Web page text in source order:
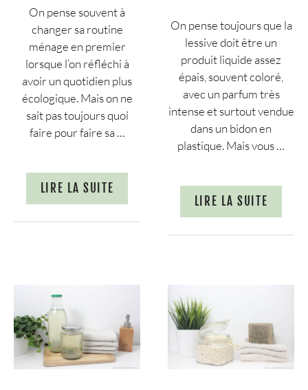
On pense souvent à
changer sa routine
ménage en premier
lorsque l’on réfléchi à
avoir un quotidien plus
écologique. Mais on ne
sait pas toujours quoi
faire pour faire sa …
LIRE LA SUITE
On pense toujours que la
lessive doit être un
produit liquide assez
épais, souvent coloré,
avec un parfum très
intense et surtout vendue
dans un bidon en
plastique. Mais vous …
LIRE LA SUITE